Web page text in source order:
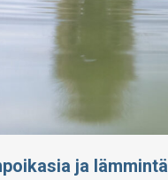
ja lämmintä